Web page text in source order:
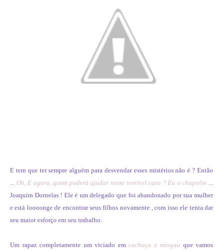
E tem que ter sempre alguém para desvendar esses mistérios não é ? Então
... Oh, E agora, quem poderá ajudar nesse terrível caso ? Eu o chapolin ...
Joaquim Dornelas ! Ele é um delegado que foi abandonado por sua mulher
e está loooonge de encontrar seus filhos novamente , com isso ele tenta dar
seu maior esforço em seu trabalho.
Um rapaz completamente um viciado em cachaça e mingau que vamos